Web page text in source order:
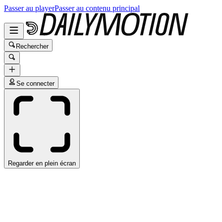
Passer au playerPasser au contenu principal
Rechercher
Se connecter
Regarder en plein écran